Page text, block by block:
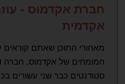
חברת אקדמוס -
אקדמית
מאחורי התוכן שאתם קוראים
המומחים של אקדמוס, חברה
סטודנטים כבר שני עשורים